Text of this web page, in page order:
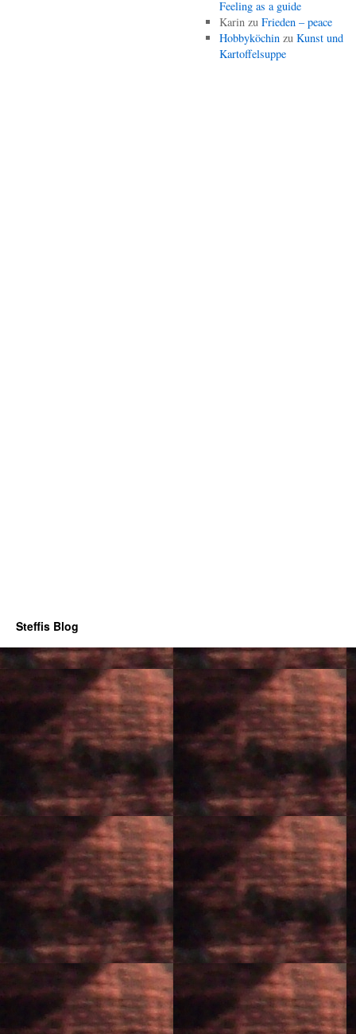
Feeling as a guide
Karinzu Frieden – peace
Hobbyköchinzu Kunst und
Kartoffelsuppe
Steffis Blog